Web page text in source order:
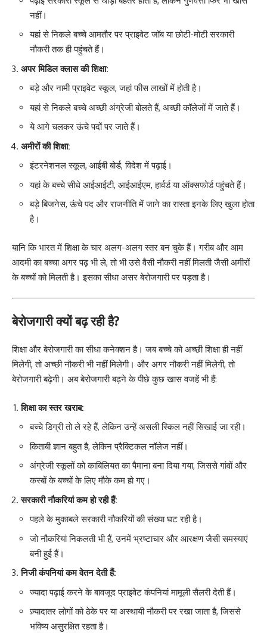
नहीं।
यहां से निकले बच्चे आमतौर पर प्राइवेट जॉब या छोटी-मोटी सरकारी
नौकरी तक ही पहुंचते हैं।
अपर मिडिल क्लास की शिक्षा:
बड़े और नामी प्राइवेट स्कूल, जहां फीस लाखों में होती है।
यहां से निकले बच्चे अच्छी अंग्रेजी बोलते हैं, अच्छी कॉलेजों में जाते हैं।
ये आगे चलकर ऊंचे पदों पर जाते हैं।
अमीरों की शिक्षा:
इंटरनेशनल स्कूल, आईबी बोर्ड, विदेश में पढ़ाई।
यहां के बच्चे सीधे आईआईटी, आईआईएम, हार्वर्ड या ऑक्सफोर्ड पहुंचते हैं।
बड़े बिजनेस, ऊंचे पद और राजनीति में जाने का रास्ता इनके लिए खुला होता
है।
यानि कि भारत में शिक्षा के चार अलग-अलग स्तर बन चुके हैं। गरीब और आम
आदमी का बच्चा अगर पढ़ भी ले, तो भी उसे वैसी नौकरी नहीं मिलती जैसी अमीरों
के बच्चों को मिलती है। इसका सीधा असर बेरोजगारी पर पड़ता है।
बेरोजगारी क्यों बढ़ रही है?
शिक्षा और बेरोजगारी का सीधा कनेक्शन है। जब बच्चे को अच्छी शिक्षा ही नहीं
मिलेगी, तो अच्छी नौकरी भी नहीं मिलेगी। और अगर नौकरी नहीं मिलेगी, तो
बेरोजगारी बढ़ेगी। अब बेरोजगारी बढ़ने के पीछे कुछ खास वजहें भी हैं:
शिक्षा का स्तर खराब:
बच्चे डिग्री तो ले रहे हैं, लेकिन उन्हें असली स्किल नहीं सिखाई जा रही।
किताबी ज्ञान बहुत है, लेकिन प्रैक्टिकल नॉलेज नहीं।
अंग्रेजी स्कूलों को काबिलियत का पैमाना बना दिया गया, जिससे गांवों और
कस्बों के बच्चों के लिए मौके कम हो गए।
सरकारी नौकरियां कम हो रही हैं:
पहले के मुकाबले सरकारी नौकरियों की संख्या घट रही है।
जो नौकरियां निकलती भी हैं, उनमें भ्रष्टाचार और आरक्षण जैसी समस्याएं
बनी हुई हैं।
निजी कंपनियां कम वेतन देती हैं:
ज्यादा पढ़ाई करने के बावजूद प्राइवेट कंपनियां मामूली सैलरी देती हैं।
ज़्यादातर लोगों को ठेके पर या अस्थायी नौकरी पर रखा जाता है, जिससे
भविष्य असुरक्षित रहता है।